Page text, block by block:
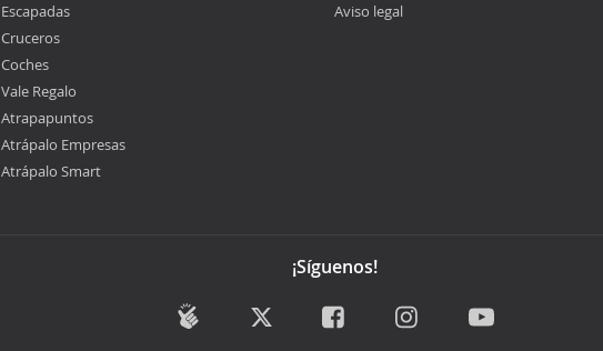
Escapadas
Cruceros
Coches
Vale Regalo
Atrapapuntos
Atrápalo Empresas
Atrápalo Smart
Aviso legal
¡Síguenos!